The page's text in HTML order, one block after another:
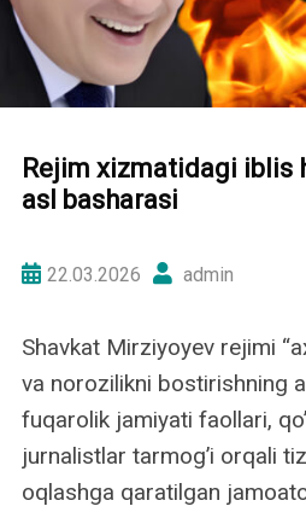
Rejim xizmatidagi iblis
asl basharasi
22.03.2026 admin
Shavkat Mirziyoyev rejimi
va norozilikni bostirishning
fuqarolik jamiyati faollari,
jurnalistlar tarmog’i orqali
oqlashga qaratilgan